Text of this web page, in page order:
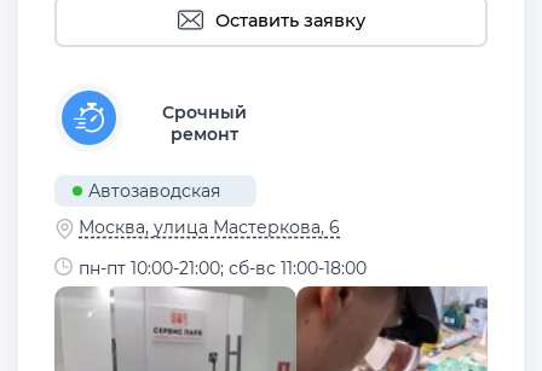
Оставить заявку
Срочный
ремонт
Автозаводская
Москва, улица Мастеркова, 6
пн-пт 10:00-21:00; сб-вс 11:00-18:00